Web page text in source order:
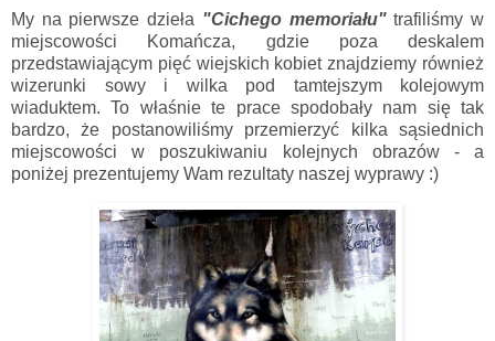
My na pierwsze dzieła "Cichego memoriału"trafiliśmy w
miejscowości Komańcza, gdzie poza deskalem
przedstawiającym pięć wiejskich kobiet znajdziemy również
wizerunki sowy i wilka pod tamtejszym kolejowym
wiaduktem. To właśnie te prace spodobały nam się tak
bardzo, że postanowiliśmy przemierzyć kilka sąsiednich
miejscowości w poszukiwaniu kolejnych obrazów - a
poniżej prezentujemy Wam rezultaty naszej wyprawy :)